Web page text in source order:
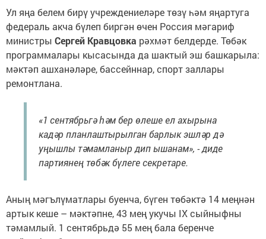
Ул яңа белем бирү учреждениеләре төзү һәм яңартуга
федераль акча бүлеп биргән өчен Россия мәгариф
министры Сергей Кравцовка рәхмәт белдерде. Төбәк
программалары кысасында да шактый эш башкарыла:
мәктәп ашханәләре, бассейннар, спорт заллары
ремонтлана.
«1 сентябрьгә һәм бер өлеше ел ахырына
кадәр планлаштырылган барлык эшләр дә
уңышлы тәмамланыр дип ышанам», - диде
партиянең төбәк бүлеге секретаре.
Аның мәгълүматлары буенча, бүген төбәктә 14 меңнән
артык кеше – мәктәпне, 43 мең укучы IX сыйныфны
тәмамлый. 1 сентябрьдә 55 мең бала беренче